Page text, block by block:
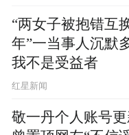
“两女子被抱错互
年”一当事人沉默
我不是受益者
红星新闻
敬一丹个人账号